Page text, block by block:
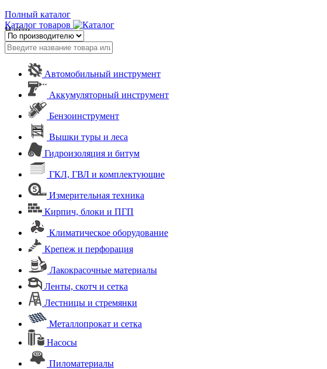
Полный каталог
Каталог товаров
Найти
Автомобильный инструмент
Аккумуляторный инструмент
Бензоинструмент
Вышки туры и леса
Гидроизоляция и битум
ГКЛ, ГВЛ и комплектующие
Измерительная техника
Кирпич, блоки и ПГП
Климатическое оборудование
Крепеж и перфорация
Лакокрасочные материалы
Ленты, скотч и сетка
Лестницы и стремянки
Металлопрокат и сетка
Насосы
Пиломатериалы